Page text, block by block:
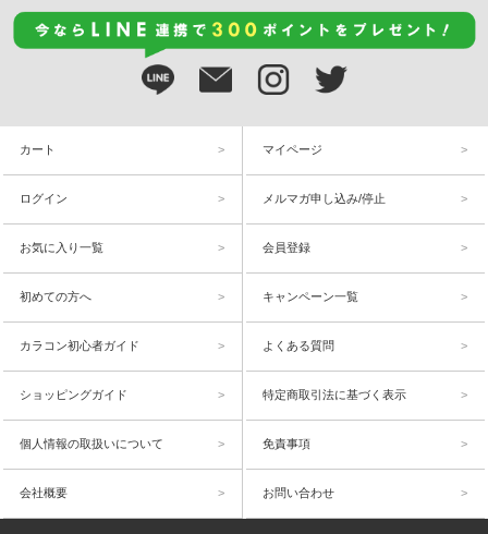
カート マイページ
ログイン メルマガ申し込み/停止
お気に入り一覧 会員登録
初めての方へ キャンペーン一覧
カラコン初心者ガイド よくある質問
ショッピングガイド 特定商取引法に基づく表示
個人情報の取扱いについて 免責事項
会社概要 お問い合わせ